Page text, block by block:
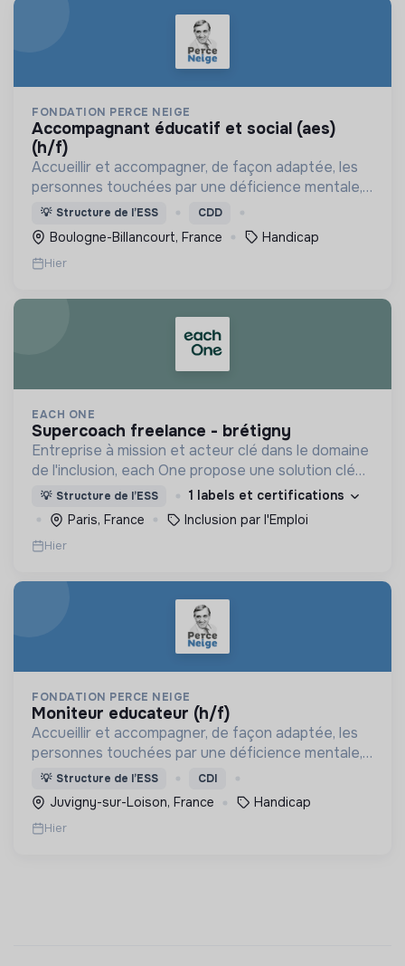
FONDATION PERCE NEIGE
accompagnant éducatif et social (aes)
(h/f)
Accueillir et accompagner, de façon adaptée, les
personnes touchées par une déficience mentale,
un handicap physique ou psychique
💡 Structure de l’ESS CDD
Boulogne-Billancourt, France Handicap
Hier
EACH ONE
supercoach freelance - brétigny
Entreprise à mission et acteur clé dans le domaine
de l'inclusion, each One propose une solution clé
en main de recrutement et de formation dédiée
aux personnes réfugiées et éloignées de l’emploi.
💡 Structure de l’ESS
1 labels et certifications
Paris, France
Inclusion par l'Emploi
Hier
FONDATION PERCE NEIGE
moniteur educateur (h/f)
Accueillir et accompagner, de façon adaptée, les
personnes touchées par une déficience mentale,
un handicap physique ou psychique
💡 Structure de l’ESS CDI
Juvigny-sur-Loison, France Handicap
Hier